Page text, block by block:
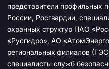
представители профильных
России, Росгвардии,
охранных структур ПАО
«Русгидро», АО
региональных филиалов
специалисты служб